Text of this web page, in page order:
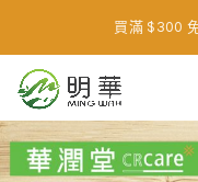
買滿 $300